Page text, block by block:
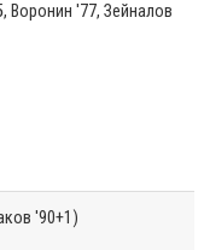
Воронин '77, Зейналов
'90+1)